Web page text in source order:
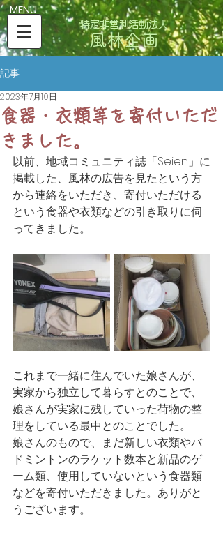
​MENU
特定非営利活動法人
風林企画
記事
食器・衣類等を寄付いただ
きました。
2023年7月10日
以前、地域コミュニティ誌「Seien」に
掲載した、風林の広告を見たという方
から連絡をいただき、寄付いただける
という食器や衣類などの引き取りに伺
ってきました。
これまで一緒に住んでいた娘さんが、
実家から独立して暮らすとのことで、
娘さんが実家に残していった荷物の整
理をしている最中とのことでした。
娘さんのもので、まだ新しい衣類やバ
ドミントンのラケット数本と新品のゲ
ーム類、使用していないという食器類
などを寄付いただきました。ありがと
うございます。